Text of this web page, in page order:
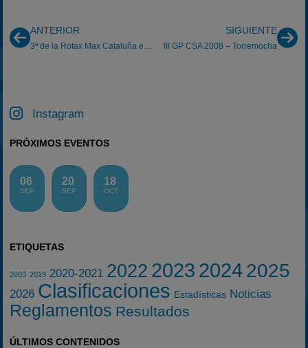
ANTERIOR SIGUIENTE
III GP CSA 2008 – Torremocha
Instagram
PRÓXIMOS EVENTOS
06
SEP
20
SEP
18
OCT
ETIQUETAS
2003 2019 2020-2021 2022 2023 20242025
2026 Clasificaciones Estadísticas Noticias
Reglamentos Resultados
ÚLTIMOS CONTENIDOS